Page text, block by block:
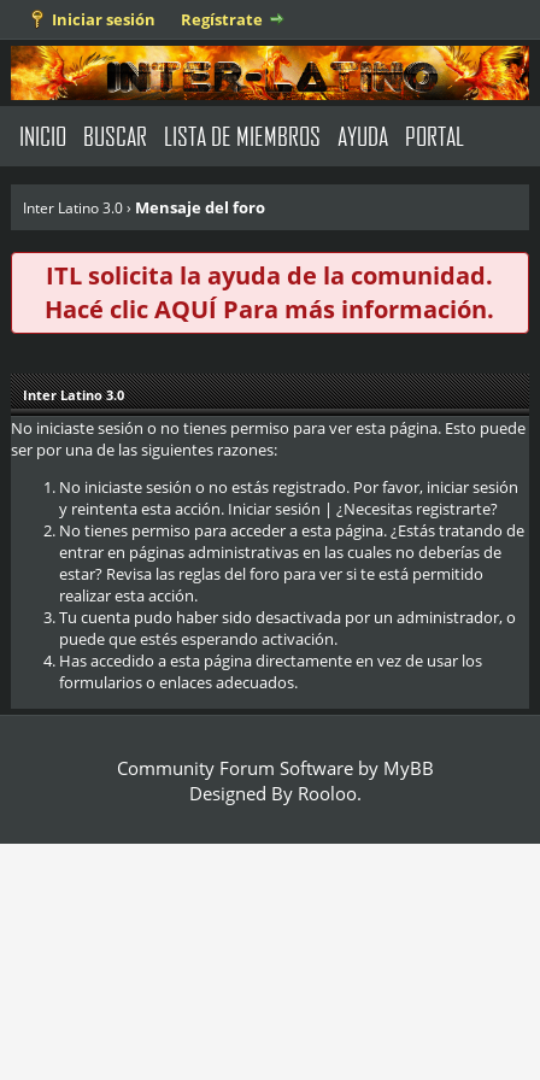
Iniciar sesión Regístrate
INICIO BUSCAR LISTA DE MIEMBROS AYUDA PORTAL
Inter Latino 3.0› Mensaje del foro
ITL solicita la ayuda de la comunidad.
Hacé clicAQUÍ Para más información.
Inter Latino 3.0
No iniciaste sesión o no tienes permiso para ver esta página. Esto puede
ser por una de las siguientes razones:
No iniciaste sesión o no estás registrado. Por favor, iniciar sesión
y reintenta esta acción. Iniciar sesión | ¿Necesitas registrarte?
No tienes permiso para acceder a esta página. ¿Estás tratando de
entrar en páginas administrativas en las cuales no deberías de
estar? Revisa las reglas del foro para ver si te está permitido
realizar esta acción.
Tu cuenta pudo haber sido desactivada por un administrador, o
puede que estés esperando activación.
Has accedido a esta página directamente en vez de usar los
formularios o enlaces adecuados.
Community Forum Software by MyBB
Designed By Rooloo.